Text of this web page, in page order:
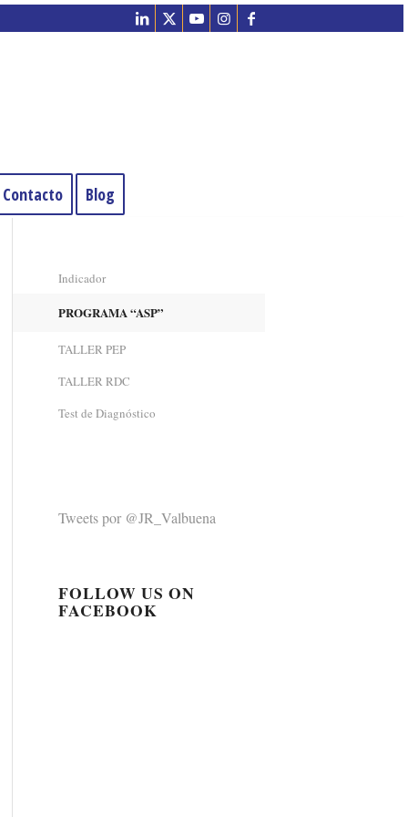
Contacto Blog
Indicador
PROGRAMA “ASP”
TALLER PEP
TALLER RDC
Test de Diagnóstico
Tweets por @JR_Valbuena
FOLLOW US ON
FACEBOOK